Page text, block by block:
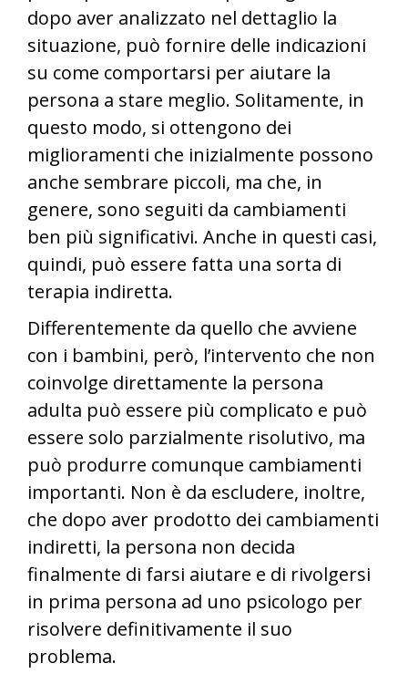
dopo aver analizzato nel dettaglio la
situazione, può fornire delle indicazioni
su come comportarsi per aiutare la
persona a stare meglio. Solitamente, in
questo modo, si ottengono dei
miglioramenti che inizialmente possono
anche sembrare piccoli, ma che, in
genere, sono seguiti da cambiamenti
ben più significativi. Anche in questi casi,
quindi, può essere fatta una sorta di
terapia indiretta.
Differentemente da quello che avviene
con i bambini, però, l’intervento che non
coinvolge direttamente la persona
adulta può essere più complicato e può
essere solo parzialmente risolutivo, ma
può produrre comunque cambiamenti
importanti. Non è da escludere, inoltre,
che dopo aver prodotto dei cambiamenti
indiretti, la persona non decida
finalmente di farsi aiutare e di rivolgersi
in prima persona ad uno psicologo per
risolvere definitivamente il suo
problema.